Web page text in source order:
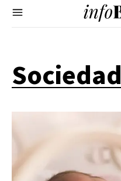
Sociedad